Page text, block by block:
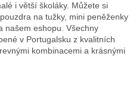
i větší školáky. Můžete si
na tužky, mini peněženky
našem eshopu. Všechny
v Portugalsku z kvalitních
kombinacemi a krásnými